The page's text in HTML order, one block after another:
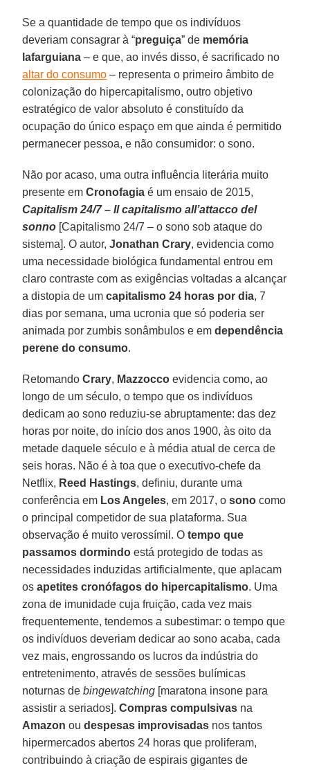
Se a quantidade de tempo que os indivíduos
deveriam consagrar à “preguiça” de memória
lafarguiana – e que, ao invés disso, é sacrificado no
altar do consumo – representa o primeiro âmbito de
colonização do hipercapitalismo, outro objetivo
estratégico de valor absoluto é constituído da
ocupação do único espaço em que ainda é permitido
permanecer pessoa, e não consumidor: o sono.
Não por acaso, uma outra influência literária muito
presente emCronofagia é um ensaio de 2015,
Capitalism 24/7 – Il capitalismo all’attacco del
sonno [Capitalismo 24/7 – o sono sob ataque do
sistema]. O autor,Jonathan Crary, evidencia como
uma necessidade biológica fundamental entrou em
claro contraste com as exigências voltadas a alcançar
a distopia de umcapitalismo 24 horas por dia, 7
dias por semana, uma ucronia que só poderia ser
animada por zumbis sonâmbulos e emdependência
perene do consumo.
RetomandoCrary, Mazzocco evidencia como, ao
longo de um século, o tempo que os indivíduos
dedicam ao sono reduziu-se abruptamente: das dez
horas por noite, do início dos anos 1900, às oito da
metade daquele século e à média atual de cerca de
seis horas. Não é à toa que o executivo-chefe da
Netflix, Reed Hastings, definiu, durante uma
conferência em Los Angeles, em 2017, osono como
o principal competidor de sua plataforma. Sua
observação é muito verossímil. Otempo que
passamos dormindo está protegido de todas as
necessidades induzidas artificialmente, que aplacam
osapetites cronófagos do hipercapitalismo. Uma
zona de imunidade cuja fruição, cada vez mais
frequentemente, tendemos a subestimar: o tempo que
os indivíduos deveriam dedicar ao sono acaba, cada
vez mais, engrossando os lucros da indústria do
entretenimento, através de sessões bulímicas
noturnas debingewatching [maratona insone para
assistir a seriados].Compras compulsivas na
Amazon oudespesas improvisadas nos tantos
hipermercados abertos 24 horas que proliferam,
contribuindo à criação de espirais gigantes de